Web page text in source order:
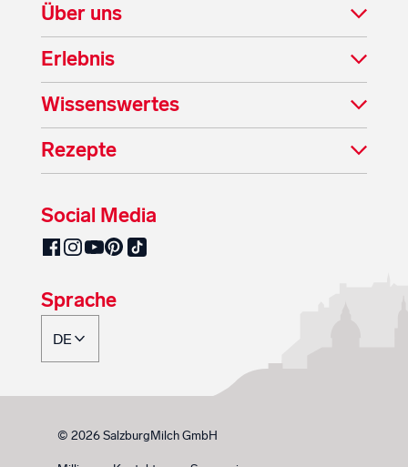
Über uns
Erlebnis
Wissenswertes
Rezepte
Social Media
SalzburgMilch auf Facebook
SalzburgMilch auf Instagram
SalzburgMilch auf YouTube
SalzburgMilch auf Pinterest
SalzburgMilch auf TikTok
Sprache
© 2026 SalzburgMilch GmbH